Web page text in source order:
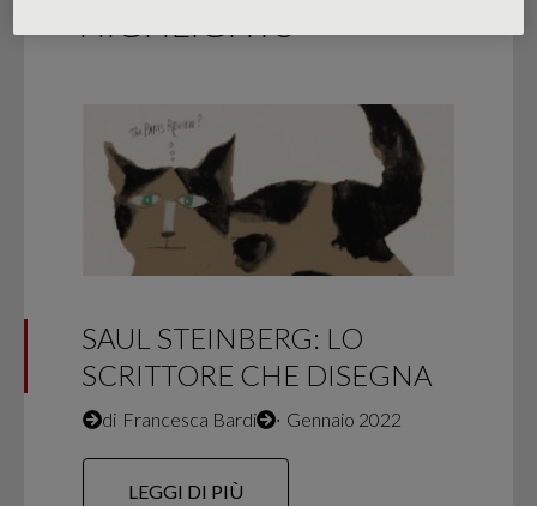
HIGHLIGHTS
SAUL STEINBERG: LO
SCRITTORE CHE DISEGNA
di Francesca Bardi ∙ Gennaio 2022
LEGGI DI PIÙ